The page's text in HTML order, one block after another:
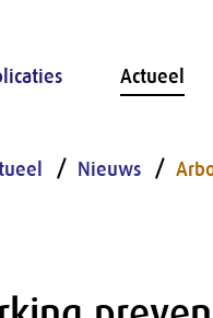
Actueel
Nieuws